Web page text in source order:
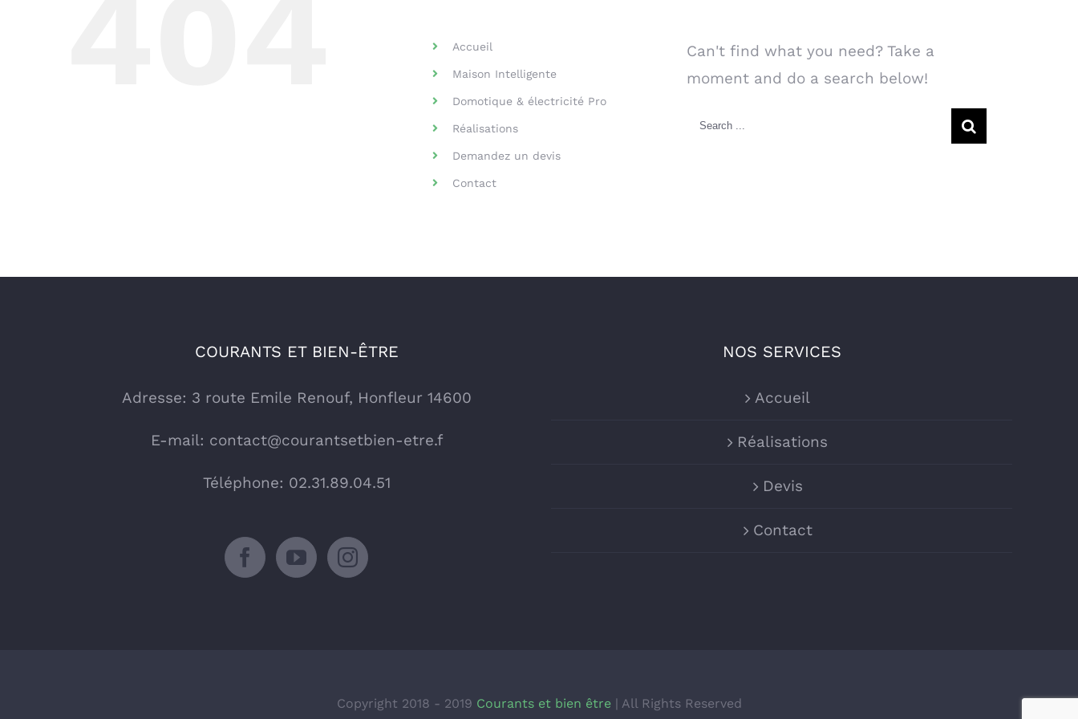
Accueil
Maison Intelligente
Domotique & électricité Pro
Réalisations
Demandez un devis
Contact
Can't find what you need? Take a
moment and do a search below!
Search
COURANTS ET BIEN-ÊTRE
Adresse: 3 route Emile Renouf, Honfleur 14600
E-mail: contact@courantsetbien-etre.f
Téléphone: 02.31.89.04.51
NOS SERVICES
Accueil
Réalisations
Devis
Contact
Copyright 2018 - 2019 Courants et bien être | All Rights Reserved